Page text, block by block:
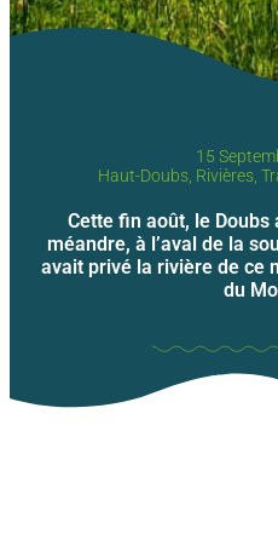
15
Haut-Doubs, Rivières,
Cette fin août, le
méandre, à l’aval de la
avait privé la rivière de ce
du